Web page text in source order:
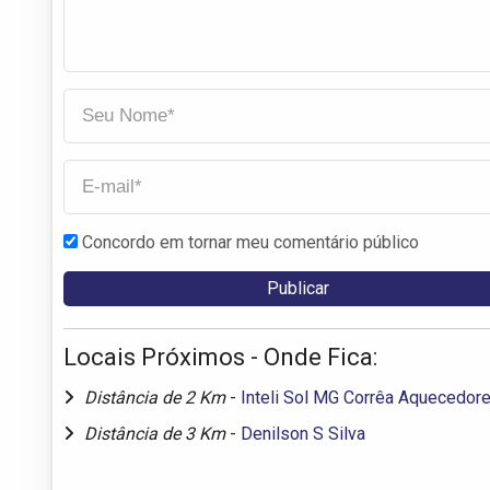
Concordo em tornar meu comentário público
Locais Próximos - Onde Fica:
Distância de 2 Km - Inteli Sol MG Corrêa
Distância de 3 Km - Denilson S Silva